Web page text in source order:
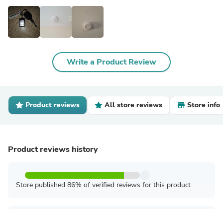
Write a Product Review
Product reviews All store reviews Store info
Product reviews history
Store published 86% of verified reviews for this product